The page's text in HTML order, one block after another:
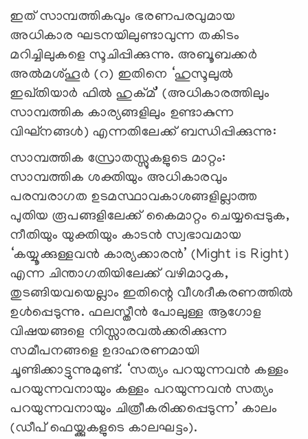
ഇത് സാമ്പത്തികവും ഭരണപരവുമായ
അധികാര ഘടനയിലുണ്ടാവുന്ന തകിടം
മറിച്ചിലുകളെ സൂചിപ്പിക്കുന്നു. അബൂബക്കർ
അൽമശ്ഹൂർ (റ) ഇതിനെ ‘ഹുസൂലുൽ
ഇഖ്തിയാർ ഫിൽ ഹുക്മ്’ (അധികാരത്തിലും
സാമ്പത്തിക കാര്യങ്ങളിലും ഉണ്ടാകുന്ന
വിഘ്നങ്ങൾ) എന്നതിലേക്ക് ബന്ധിപ്പിക്കുന്നു:
സാമ്പത്തിക സ്രോതസ്സുകളുടെ മാറ്റം:
സാമ്പത്തിക ശക്തിയും അധികാരവും
പരമ്പരാഗത ഉടമസ്ഥാവകാശങ്ങളില്ലാത്ത
പുതിയ രൂപങ്ങളിലേക്ക് കൈമാറ്റം ചെയ്യപ്പെടുക,
നീതിയും യുക്തിയും കാടൻ സ്വഭാവമായ
‘കയ്യൂക്കുള്ളവൻ കാര്യക്കാരൻ’ (Might is Right)
എന്ന ചിന്താഗതിയിലേക്ക് വഴിമാറുക,
തുടങ്ങിയവയെല്ലാം ഇതിന്റെ വീശദീകരണത്തില്‍
ഉള്‍പ്പെടുന്നു. ഫലസ്തീൻ പോലുള്ള ആഗോള
വിഷയങ്ങളെ നിസ്സാരവൽക്കരിക്കുന്ന
സമീപനങ്ങളെ ഉദാഹരണമായി
ചൂണ്ടിക്കാട്ടുന്നുമുണ്ട്. ‘സത്യം പറയുന്നവൻ കള്ളം
പറയുന്നവനായും കള്ളം പറയുന്നവൻ സത്യം
പറയുന്നവനായും ചിത്രീകരിക്കപ്പെടുന്ന’ കാലം
(ഡീപ് ഫെയ്ക്കുകളുടെ കാലഘട്ടം).